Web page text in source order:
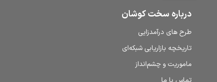
درباره سخت کوشان
طرح‌ های درآمدزایی
تاریخچه بازاریابی شبکه‌ای
ماموریت و چشم‌انداز